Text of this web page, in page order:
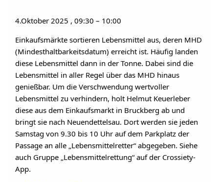
4.Oktober 2025 ,09:30– 10:00
Einkaufsmärkte sortieren Lebensmittel aus, deren MHD
(Mindesthaltbarkeitsdatum) erreicht ist. Häufig landen
diese Lebensmittel dann in der Tonne. Dabei sind die
Lebensmittel in aller Regel über das MHD hinaus
genießbar. Um die Verschwendung wertvoller
Lebensmittel zu verhindern, holt Helmut Keuerleber
diese aus dem Einkaufsmarkt in Bruckberg ab und
bringt sie nach Neuendettelsau. Dort werden sie jeden
Samstag von 9.30 bis 10 Uhr auf dem Parkplatz der
Passage an alle „Lebensmittelretter“ abgegeben. Siehe
auch Gruppe „Lebensmittelrettung“ auf der Crossiety-
App.